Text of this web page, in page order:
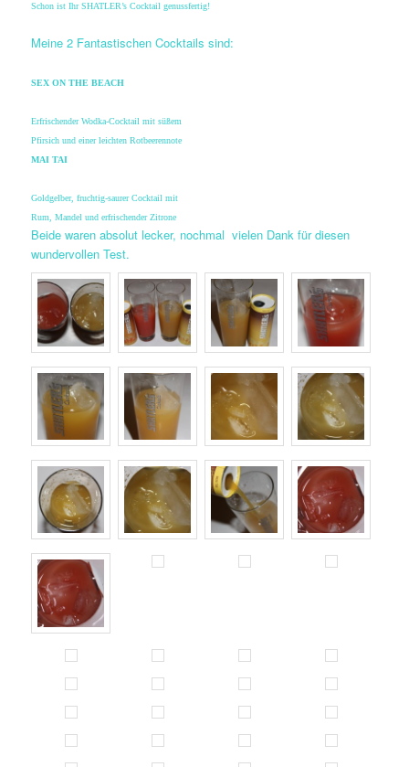
Schon ist Ihr SHATLER’s Cocktail genussfertig!
Meine 2 Fantastischen Cocktails sind:
SEX ON THE BEACH
Erfrischender Wodka-Cocktail mit süßem
Pfirsichund einer leichten Rotbeerennote
MAI TAI
Goldgelber, fruchtig-saurer Cocktail mit
Rum,Mandel und erfrischender Zitrone
Beide waren absolut lecker, nochmal vielen Dank für diesen
wundervollen Test.